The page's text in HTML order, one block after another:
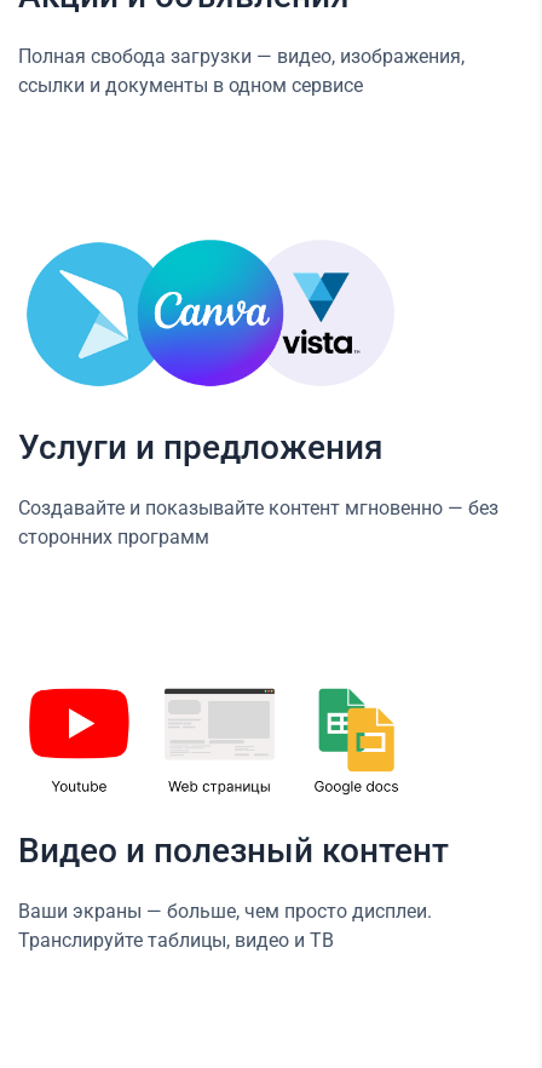
Полная свобода загрузки — видео, изображения,
ссылки и документы в одном сервисе
Услуги и предложения
Создавайте и показывайте контент мгновенно — без
сторонних программ
Видео и полезный контент
Ваши экраны — больше, чем просто дисплеи.
Транслируйте таблицы, видео и ТВ